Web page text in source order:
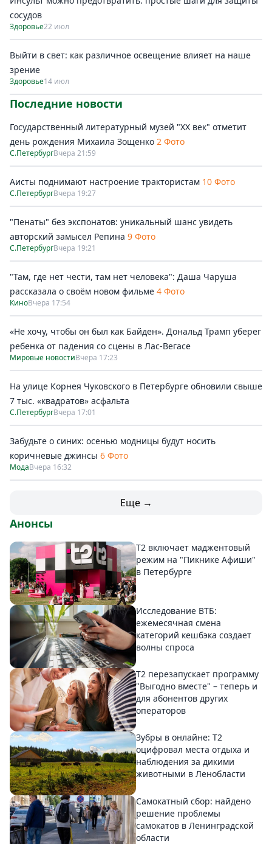
сосудов
Здоровье22 июл
Выйти в свет: как различное освещение влияет на наше
зрение
Здоровье14 июл
Последние новости
Государственный литературный музей "ХХ век" отметит
день рождения Михаила Зощенко 2 Фото
С.ПетербургВчера 21:59
Аисты поднимают настроение трактористам 10 Фото
С.ПетербургВчера 19:27
"Пенаты" без экспонатов: уникальный шанс увидеть
авторский замысел Репина 9 Фото
С.ПетербургВчера 19:21
"Там, где нет чести, там нет человека": Даша Чаруша
рассказала о своём новом фильме 4 Фото
КиноВчера 17:54
«Не хочу, чтобы он был как Байден». Дональд Трамп уберег
ребенка от падения со сцены в Лас-Вегасе
Мировые новостиВчера 17:23
На улице Корнея Чуковского в Петербурге обновили свыше
7 тыс. «квадратов» асфальта
С.ПетербургВчера 17:01
Забудьте о синих: осенью модницы будут носить
коричневые джинсы 6 Фото
МодаВчера 16:32
Еще →
Анонсы
Т2 включает маджентовый
режим на "Пикнике Афиши"
в Петербурге
Исследование ВТБ:
ежемесячная смена
категорий кешбэка создает
волны спроса
Т2 перезапускает программу
"Выгодно вместе" – теперь и
для абонентов других
операторов
Зубры в онлайне: Т2
оцифровал места отдыха и
наблюдения за дикими
животными в Ленобласти
Самокатный сбор: найдено
решение проблемы
самокатов в Ленинградской
области